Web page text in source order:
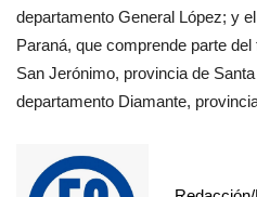
departamento General López; y
Paraná, que comprende parte
San Jerónimo, provincia de
departamento Diamante,